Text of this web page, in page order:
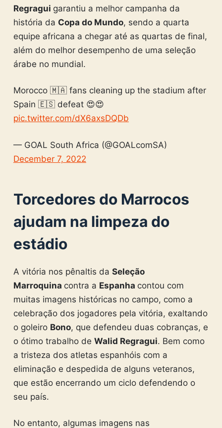
Regragui garantiu a melhor campanha da
história da Copa do Mundo, sendo a quarta
equipe africana a chegar até as quartas de final,
além do melhor desempenho de uma seleção
árabe no mundial.
Morocco 🇲🇦 fans cleaning up the stadium after
Spain 🇪🇸 defeat 😍😍
pic.twitter.com/dX6axsDQDb
— GOAL South Africa (@GOALcomSA)
December 7, 2022
Torcedores do Marrocos
ajudam na limpeza do
estádio
A vitória nos pênaltis da Seleção
Marroquina contra a Espanha contou com
muitas imagens históricas no campo, como a
celebração dos jogadores pela vitória, exaltando
o goleiro Bono, que defendeu duas cobranças, e
o ótimo trabalho de Walid Regragui. Bem como
a tristeza dos atletas espanhóis com a
eliminação e despedida de alguns veteranos,
que estão encerrando um ciclo defendendo o
seu país.
No entanto, algumas imagens nas